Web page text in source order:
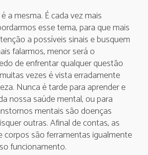
a mesma. É cada vez mais
esse tema, para que mais
a possíveis sinais e busquem
falarmos, menor será o
de enfrentar qualquer questão
vezes é vista erradamente
Nunca é tarde para aprender e
nossa saúde mental, ou para
mentais são doenças
outras. Afinal de contas, as
corpos são ferramentas igualmente
funcionamento.